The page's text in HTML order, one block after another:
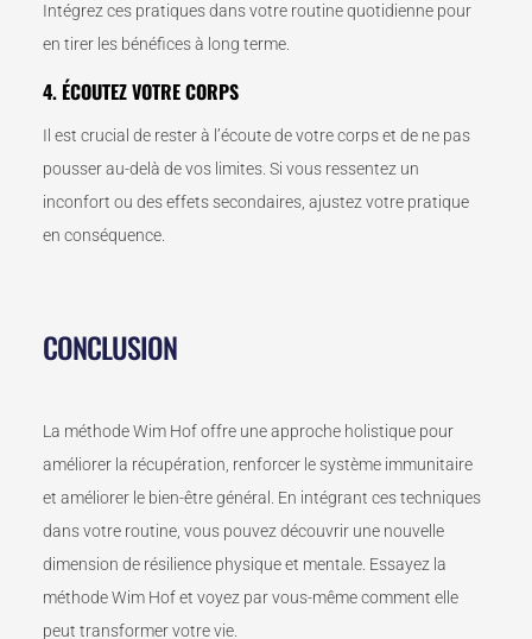
Intégrez ces pratiques dans votre routine quotidienne pour
en tirer les bénéfices à long terme.
4. ÉCOUTEZ VOTRE CORPS
Il est crucial de rester à l’écoute de votre corps et de ne pas
pousser au-delà de vos limites. Si vous ressentez un
inconfort ou des effets secondaires, ajustez votre pratique
en conséquence.
CONCLUSION
La méthode Wim Hof offre une approche holistique pour
améliorer la récupération, renforcer le système immunitaire
et améliorer le bien-être général. En intégrant ces techniques
dans votre routine, vous pouvez découvrir une nouvelle
dimension de résilience physique et mentale. Essayez la
méthode Wim Hof et voyez par vous-même comment elle
peut transformer votre vie.